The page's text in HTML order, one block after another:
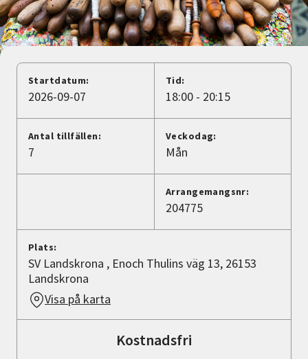
Cirkelledare
Nyheter
Avdelningar
Lyssna
Startdatum:
2026-09-07
Tid:
18:00 - 20:15
Antal tillfällen:
7
Veckodag:
Mån
Arrangemangsnr:
204775
Plats:
SV Landskrona , Enoch Thulins väg 13, 26153
Landskrona
Visa på karta
Kostnadsfri